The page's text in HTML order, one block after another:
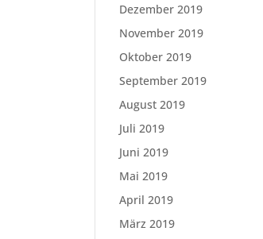
Dezember 2019
November 2019
Oktober 2019
September 2019
August 2019
Juli 2019
Juni 2019
Mai 2019
April 2019
März 2019